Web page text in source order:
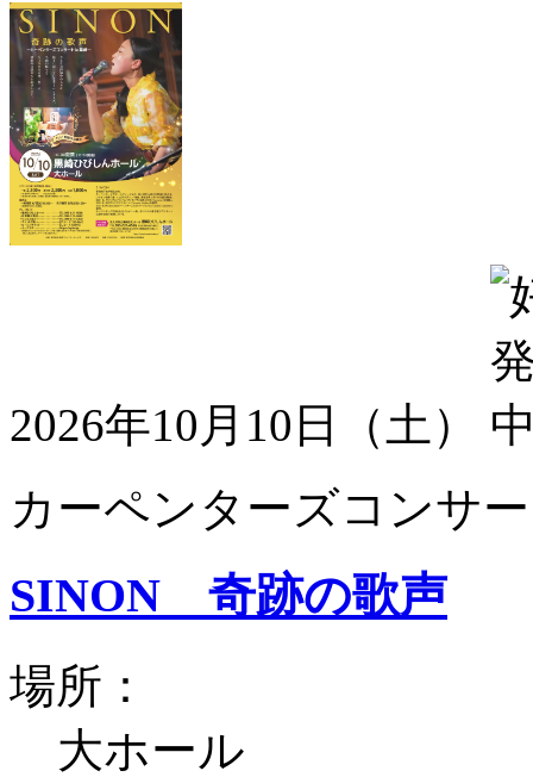
2026年10月10日（土）
カーペンターズコンサ
SINON 奇跡の歌声
場所：
大ホール